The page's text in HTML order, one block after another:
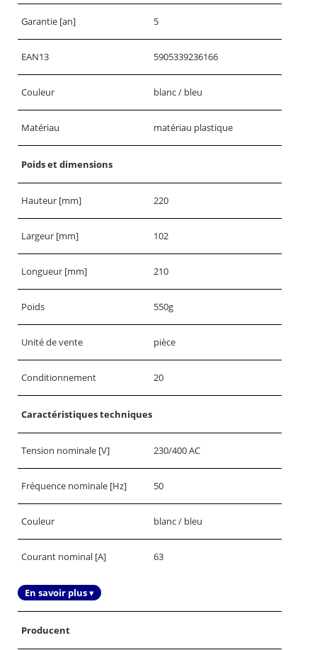
Garantie [an] 5
EAN13 5905339236166
Couleur blanc / bleu
Matériau matériau plastique
Poids et dimensions
Hauteur [mm] 220
Largeur [mm] 102
Longueur [mm] 210
Poids 550g
Unité de vente pièce
Conditionnement 20
Caractéristiques techniques
Tension nominale [V] 230/400 AC
Fréquence nominale [Hz] 50
Couleur blanc / bleu
Courant nominal [A] 63
En savoir plus ▾
Producent